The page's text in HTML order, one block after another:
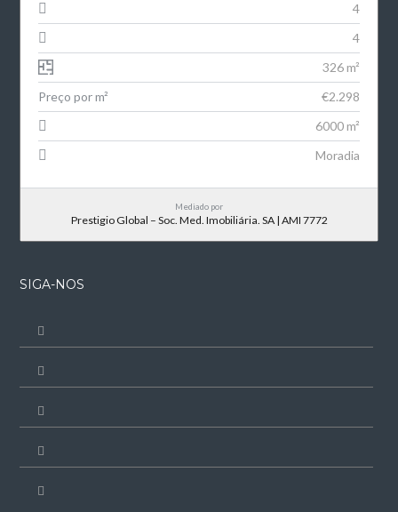
4
4
326 m²
Preço por m²
€2.298
6000 m²
Moradia
Mediado por
Prestigio Global – Soc. Med. Imobiliária. SA | AMI 7772
SIGA-NOS